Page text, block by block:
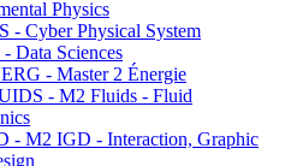
Physics
- Cyber Physical System
Data Sciences
- Master 2 Énergie
- M2 Fluids - Fluid
- M2 IGD - Interaction, Graphic